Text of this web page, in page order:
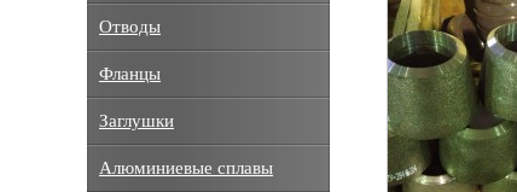
Отводы
Фланцы
Заглушки
Алюминиевые сплавы